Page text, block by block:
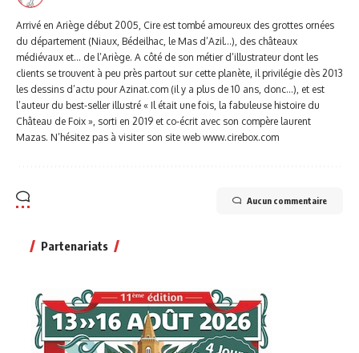
Arrivé en Ariège début 2005, Cire est tombé amoureux des grottes ornées
du département (Niaux, Bédeilhac, le Mas d’Azil…), des châteaux
médiévaux et… de l’Ariège. A côté de son métier d’illustrateur dont les
clients se trouvent à peu près partout sur cette planète, il privilégie dès 2013
les dessins d’actu pour Azinat.com (il y a plus de 10 ans, donc...), et est
l’auteur du best-seller illustré « Il était une fois, la fabuleuse histoire du
Château de Foix », sorti en 2019 et co-écrit avec son compère laurent
Mazas. N’hésitez pas à visiter son site web www.cirebox.com
Aucun commentaire
Partenariats